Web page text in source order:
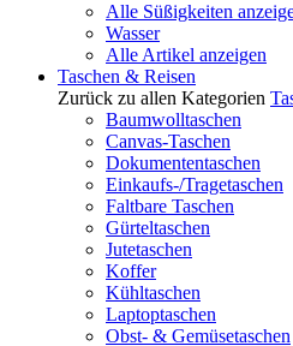
Alle Süßigkeiten
Wasser
Alle Artikel anzeigen
Taschen & Reisen
Zurück zu allen Kategorien
Baumwolltaschen
Canvas-Taschen
Dokumententaschen
Einkaufs-/Tragetaschen
Faltbare Taschen
Gürteltaschen
Jutetaschen
Koffer
Kühltaschen
Laptoptaschen
Obst- & Gemüsetaschen